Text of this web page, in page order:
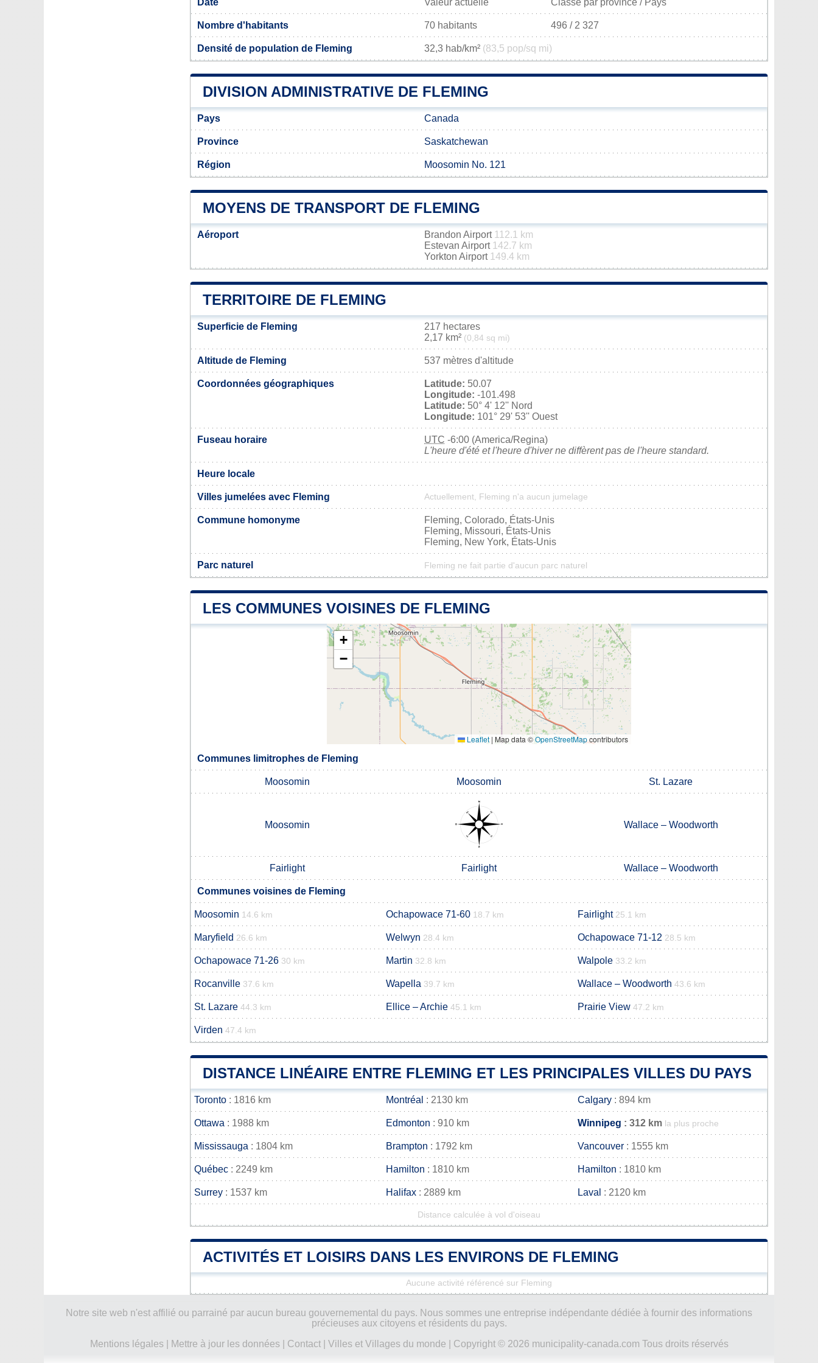
Date Valeur actuelle Classé par province / Pays
Nombre d'habitants 70 habitants 496 / 2 327
Densité de population de Fleming 32,3 hab/km² (83,5 pop/sq mi)
DIVISION ADMINISTRATIVE DE FLEMING
Pays Canada
Province Saskatchewan
Région Moosomin No. 121
MOYENS DE TRANSPORT DE FLEMING
Aéroport Brandon Airport 112.1 km
Estevan Airport 142.7 km
Yorkton Airport 149.4 km
TERRITOIRE DE FLEMING
Superficie de Fleming
217 hectares
2,17 km² (0,84 sq mi)
Altitude de Fleming 537 mètres d'altitude
Coordonnées géographiques Latitude: 50.07
Longitude: -101.498
Latitude: 50° 4' 12'' Nord
Longitude: 101° 29' 53'' Ouest
Fuseau horaire UTC -6:00 (America/Regina)
L'heure d'été et l'heure d'hiver ne diffèrent pas de l'heure standard.
Heure locale
Villes jumelées avec Fleming Actuellement, Fleming n'a aucun jumelage
Commune homonyme
Fleming, Colorado, États-Unis
Fleming, Missouri, États-Unis
Fleming, New York, États-Unis
Parc naturel Fleming ne fait partie d'aucun parc naturel
LES COMMUNES VOISINES DE FLEMING
+
−
Leaflet | Map data ©OpenStreetMapcontributors
Communes limitrophes de Fleming
Moosomin Moosomin St. Lazare
Moosomin Wallace – Woodworth
Fairlight Fairlight Wallace – Woodworth
Communes voisines de Fleming
Moosomin 14.6 km Ochapowace 71-60 18.7 km Fairlight 25.1 km
Maryfield 26.6 km Welwyn 28.4 km Ochapowace 71-12 28.5 km
Ochapowace 71-26 30 km Martin 32.8 km Walpole 33.2 km
Rocanville 37.6 km Wapella 39.7 km Wallace – Woodworth 43.6 km
St. Lazare 44.3 km Ellice – Archie 45.1 km Prairie View 47.2 km
Virden 47.4 km
DISTANCE LINÉAIRE ENTRE FLEMING ET LES PRINCIPALES VILLES DU PAYS
Toronto : 1816 km Montréal : 2130 km Calgary : 894 km
Ottawa : 1988 km Edmonton : 910 km Winnipeg : 312 km la plus proche
Mississauga : 1804 km Brampton : 1792 km Vancouver : 1555 km
Québec : 2249 km Hamilton : 1810 km Hamilton : 1810 km
Surrey : 1537 km Halifax : 2889 km Laval : 2120 km
Distance calculée à vol d'oiseau
ACTIVITÉS ET LOISIRS DANS LES ENVIRONS DE FLEMING
Aucune activité référencé sur Fleming
Notre site web n'est affilié ou parrainé par aucun bureau gouvernemental du pays. Nous sommes une entreprise indépendante dédiée à fournir des informations
précieuses aux citoyens et résidents du pays.
Mentions légales| Mettre à jour les données| Contact| Villes et Villages du monde | Copyright © 2026 municipality-canada.com Tous droits réservés